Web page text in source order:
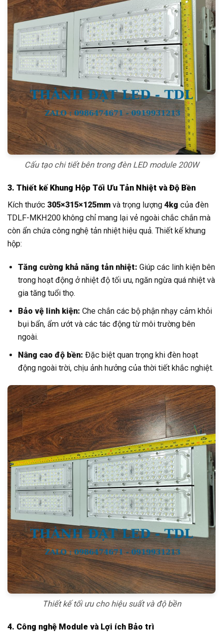
Cấu tạo chi tiết bên trong đèn LED module 200W
3. Thiết kế Khung Hộp Tối Ưu Tản Nhiệt và Độ Bền
Kích thước 305×315×125mm và trọng lượng 4kg của đèn
TDLF-MKH200 không chỉ mang lại vẻ ngoài chắc chắn mà
còn ẩn chứa công nghệ tản nhiệt hiệu quả. Thiết kế khung
hộp:
Tăng cường khả năng tản nhiệt: Giúp các linh kiện bên
trong hoạt động ở nhiệt độ tối ưu, ngăn ngừa quá nhiệt và
gia tăng tuổi thọ.
Bảo vệ linh kiện: Che chắn các bộ phận nhạy cảm khỏi
bụi bẩn, ẩm ướt và các tác động từ môi trường bên
ngoài.
Nâng cao độ bền: Đặc biệt quan trọng khi đèn hoạt
động ngoài trời, chịu ảnh hưởng của thời tiết khắc nghiệt.
Thiết kế tối ưu cho hiệu suất và độ bền
4. Công nghệ Module và Lợi ích Bảo trì